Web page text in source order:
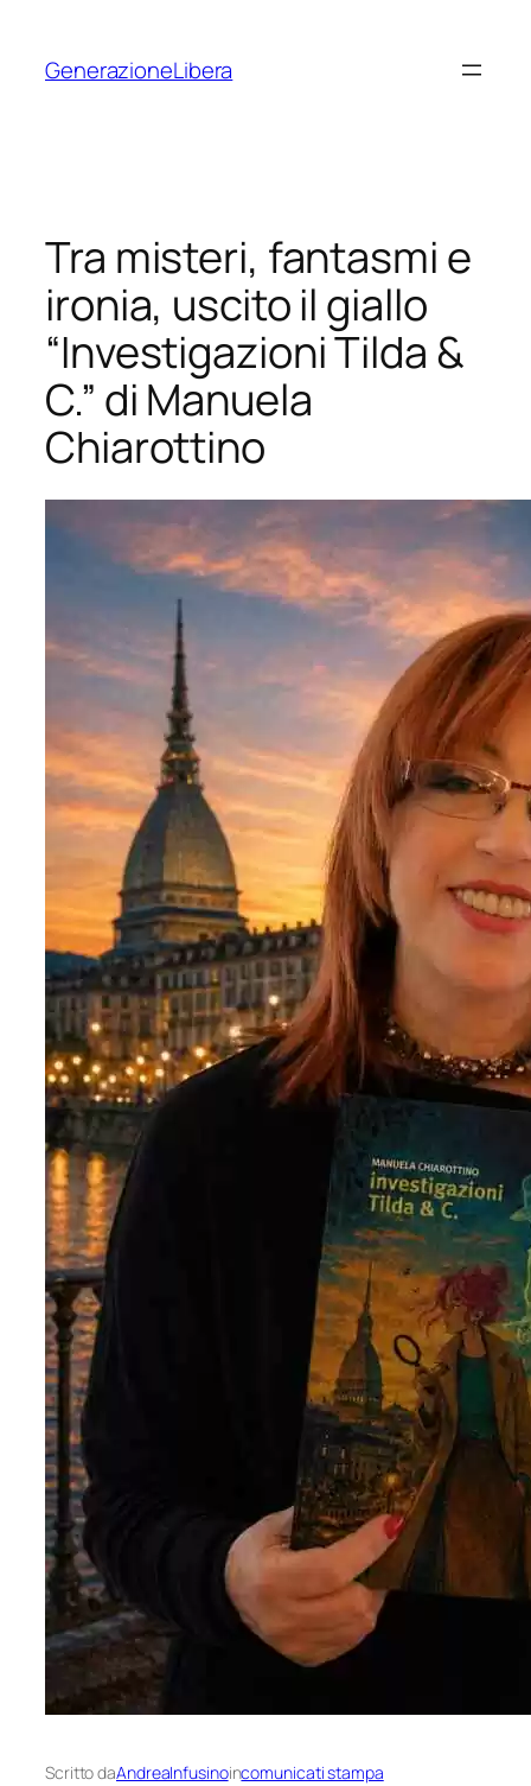
contenuto
GenerazioneLibera
Tra misteri, fantasmi e
ironia, uscito il giallo
“Investigazioni Tilda &
C.” di Manuela
Chiarottino
Scritto daAndreaInfusinoincomunicati stampa